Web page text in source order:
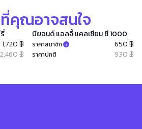
คุณอาจสนใจ
1,720 ฿
2,460 ฿
บียอนด์ แอลจี้ แคลเซียม ซี 1000
ราคาสมาชิก 650 ฿
ราคาปกติ 930 ฿